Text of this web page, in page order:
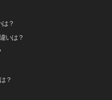
？
いは？
？